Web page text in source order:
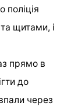
поліція
щитами, і
прямо в
до
через